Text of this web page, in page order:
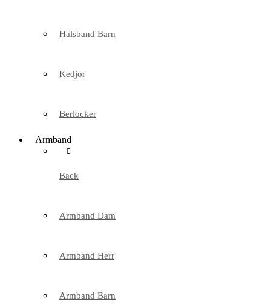
Halsband Barn
Kedjor
Berlocker
Armband
Back
Armband Dam
Armband Herr
Armband Barn